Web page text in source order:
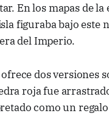
En los mapas de la
figuraba bajo este
del Imperio.
dos versiones
roja fue
como un